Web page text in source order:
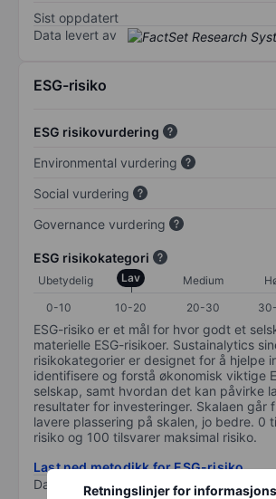
Retningslinjer for
Sist oppdatert
Data levert av
ESG-risiko
ESG risikovurdering
Environmental vurdering
Social vurdering
Governance vurdering
ESG risikokategori
Ubetydelig Lav Medium
0-10
10-20 20-30
ESG-risiko er et mål for hvor godt et
materielle ESG-risikoer. Sustainalytics
risikokategorier er designet for å hjelpe
identifisere og forstå økonomisk viktige
selskap, samt hvordan det kan påvirke
resultater for investeringer. Skalaen går
lavere plassering på skalen, jo bedre. 0
risiko og 100 tilsvarer maksimal risiko.
Last ned metodikk for ESG-risiko
Data levert av